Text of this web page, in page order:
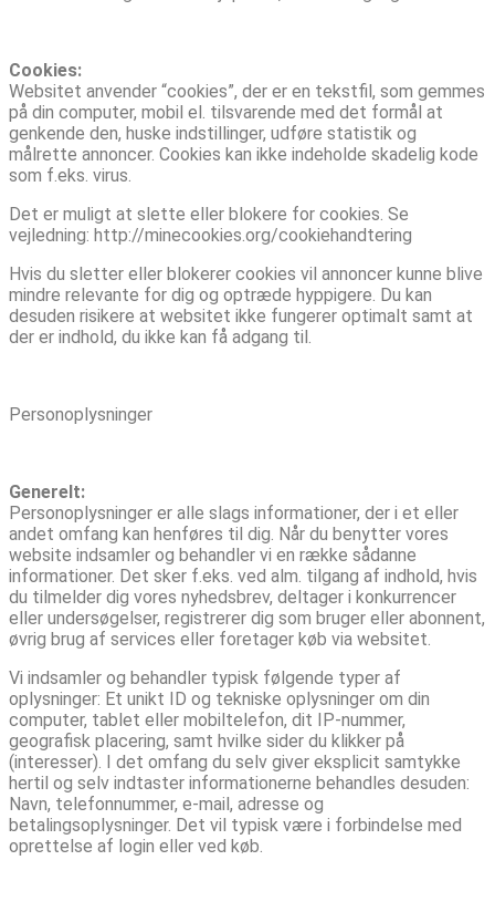
Cookies:
Websitet anvender “cookies”, der er en tekstfil, som gemmes
på din computer, mobil el. tilsvarende med det formål at
genkende den, huske indstillinger, udføre statistik og
målrette annoncer. Cookies kan ikke indeholde skadelig kode
som f.eks. virus.
Det er muligt at slette eller blokere for cookies. Se
vejledning: http://minecookies.org/cookiehandtering
Hvis du sletter eller blokerer cookies vil annoncer kunne blive
mindre relevante for dig og optræde hyppigere. Du kan
desuden risikere at websitet ikke fungerer optimalt samt at
der er indhold, du ikke kan få adgang til.
Personoplysninger
Generelt:
Personoplysninger er alle slags informationer, der i et eller
andet omfang kan henføres til dig. Når du benytter vores
website indsamler og behandler vi en række sådanne
informationer. Det sker f.eks. ved alm. tilgang af indhold, hvis
du tilmelder dig vores nyhedsbrev, deltager i konkurrencer
eller undersøgelser, registrerer dig som bruger eller abonnent,
øvrig brug af services eller foretager køb via websitet.
Vi indsamler og behandler typisk følgende typer af
oplysninger: Et unikt ID og tekniske oplysninger om din
computer, tablet eller mobiltelefon, dit IP-nummer,
geografisk placering, samt hvilke sider du klikker på
(interesser). I det omfang du selv giver eksplicit samtykke
hertil og selv indtaster informationerne behandles desuden:
Navn, telefonnummer, e-mail, adresse og
betalingsoplysninger. Det vil typisk være i forbindelse med
oprettelse af login eller ved køb.